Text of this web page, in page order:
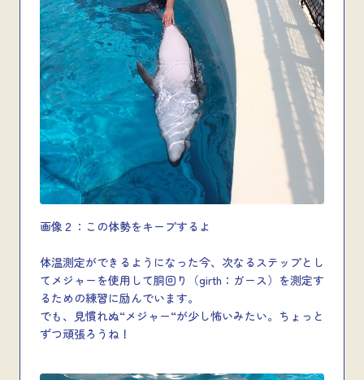
画像２：この体勢をキープするよ
体温測定ができるようになった今、次なるステップとし
てメジャーを使用して胴回り（girth：ガース）を測定す
るための練習に励んでいます。
でも、見慣れぬ“メジャー“が少し怖いみたい。ちょっと
ずつ頑張ろうね！